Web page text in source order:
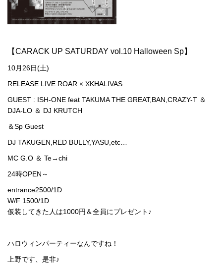
【CARACK UP SATURDAY vol.10 Halloween Sp】
10月26日(土)
RELEASE LIVE ROAR × XKHALIVAS
GUEST : ISH-ONE feat TAKUMA THE GREAT,BAN,CRAZY-T ＆
DJA-LO ＆ DJ KRUTCH
＆Sp Guest
DJ TAKUGEN,RED BULLY,YASU,etc…
MC G.O ＆ Te→chi
24時OPEN～
entrance2500/1D
W/F 1500/1D
仮装してきた人は1000円＆全員にプレゼント♪
ハロウィンパーティーなんですね！
上野です、是非♪